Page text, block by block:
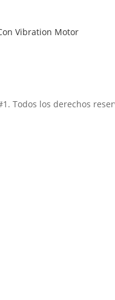
Vibration Motor
Todos los derechos